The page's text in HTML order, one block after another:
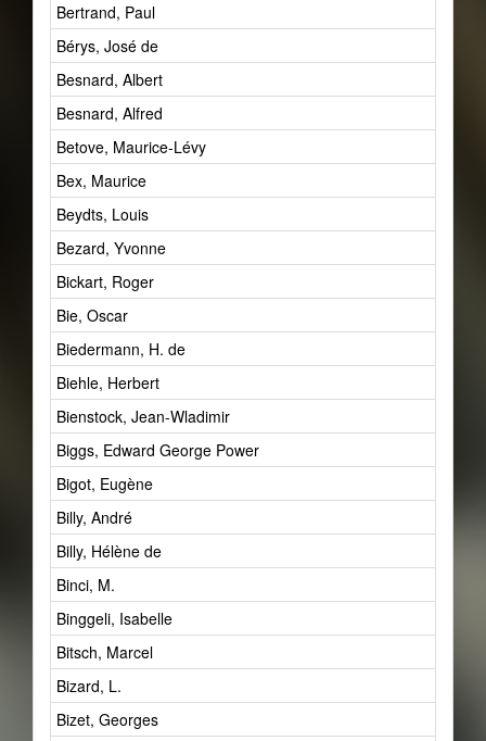
Bertrand, Paul
Bérys, José de
Besnard, Albert
Besnard, Alfred
Betove, Maurice-Lévy
Bex, Maurice
Beydts, Louis
Bezard, Yvonne
Bickart, Roger
Bie, Oscar
Biedermann, H. de
Biehle, Herbert
Bienstock, Jean-Wladimir
Biggs, Edward George Power
Bigot, Eugène
Billy, André
Billy, Hélène de
Binci, M.
Binggeli, Isabelle
Bitsch, Marcel
Bizard, L.
Bizet, Georges